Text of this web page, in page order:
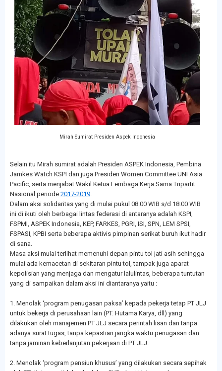
Mirah Sumirat Presiden Aspek Indonesia
Selain itu Mirah sumirat adalah Presiden ASPEK Indonesia, Pembina
Jamkes Watch KSPI dan juga Presiden Women Committee UNI Asia
Pacific, serta menjabat Wakil Ketua Lembaga Kerja Sama Tripartit
Nasional periode 2017-2019
Dalam aksi solidaritas yang di mulai pukul 08.00 WIB s/d 18.00 WIB
ini di ikuti oleh berbagai lintas federasi di antaranya adalah KSPI,
FSPMI, ASPEK Indonesia, KEP, FARKES, PGRI, ISI, SPN, LEM SPSI,
FSPASI, KPBI serta beberapa aktivis pimpinan serikat buruh ikut hadir
di sana.
Masa aksi mulai terlihat memenuhi depan pintu tol jati asih sehingga
mulai ada kemacetan di sekitaran pintu tol, tampak juga aparat
kepolisian yang menjaga dan mengatur lalulintas, beberapa tuntutan
yang di sampaikan dalam aksi ini diantaranya yaitu :
1. Menolak ‘program penugasan paksa’ kepada pekerja tetap PT JLJ
untuk bekerja di perusahaan lain (PT. Hutama Karya, dll) yang
dilakukan oleh manajemen PT JLJ secara perintah lisan dan tanpa
adanya surat tugas, tanpa kepastian jangka waktu penugasan dan
tanpa jaminan keberlanjutan pekerjaan di PT JLJ.
2. Menolak ‘program pensiun khusus’ yang dilakukan secara sepihak